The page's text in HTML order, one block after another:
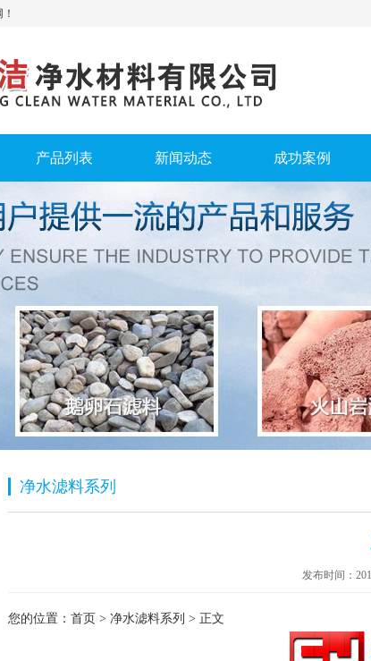
产品列表 新闻动态 成功案例
净水滤料系列
发布时间：
您的位置： 首页 > 净水滤料系列 > 正文